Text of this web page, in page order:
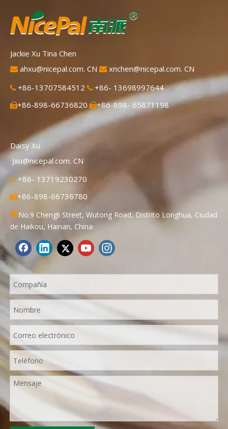
Jackie Xu Tina Chen
 ahxu@nicepal.com. CN  xnchen@nicepal.com. CN
 +86-13707584512  +86- 13698997644
+86-898-66736820 +86-898- 65871198
Daisy Xu
Jxu@nicepal.com. CN
 +86- 13719230270
+86-898-66736780
No.9 Chengli Street, Wutong Road, Distrito Longhua, Ciudad
de Haikou, Hainan, China